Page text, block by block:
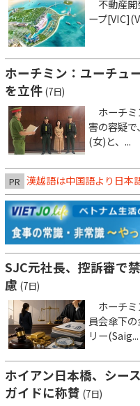
不動産開
ープ
ホーチミン：ユーチュ
を立件 (7日)
ホーチミ
害の容疑
(女)と、...
PR 漢越語は中国語より日本
SJC元社長、控訴審で
慮 (7日)
ホーチミ
員会傘下
リー(Saig...
ホイアン日本橋、シー
ガイドに称賛 (7日)